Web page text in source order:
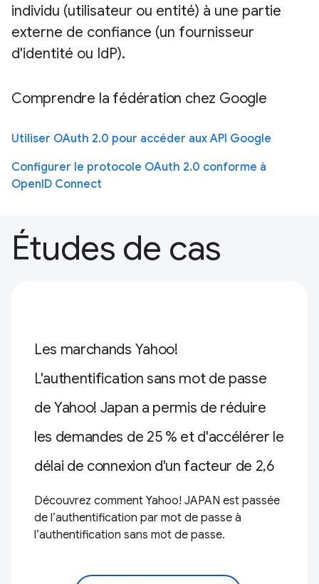
individu (utilisateur ou entité) à une partie
externe de confiance (un fournisseur
d'identité ou IdP).
Comprendre la fédération chez Google
Utiliser OAuth 2.0 pour accéder aux API Google
Configurer le protocole OAuth 2.0 conforme à
OpenID Connect
Études de cas
Les marchands Yahoo!
L'authentification sans mot de passe
de Yahoo! Japan a permis de réduire
les demandes de 25 % et d'accélérer le
délai de connexion d'un facteur de 2,6
Découvrez comment Yahoo! JAPAN est passée
de l’authentification par mot de passe à
l’authentification sans mot de passe.